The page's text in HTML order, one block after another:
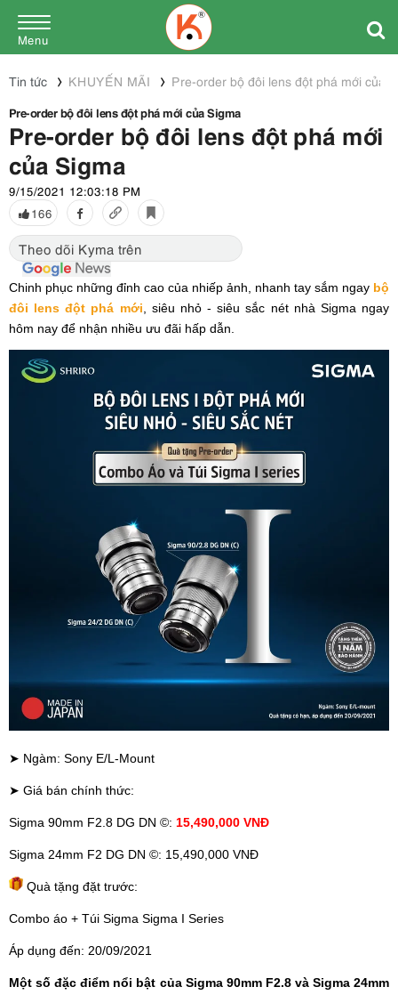
Menu
Tin tức KHUYẾN MÃI
Pre-order bộ đôi lens đột phá mới của
Pre-order bộ đôi lens đột phá mới của Sigma
Pre-order bộ đôi lens đột phá mới
của Sigma
9/15/2021 12:03:18 PM
166
Theo dõi Kyma trên
Chinh phục những đỉnh cao của nhiếp ảnh, nhanh tay sắm ngay bộ
đôi lens đột phá mới , siêu nhỏ - siêu sắc nét nhà Sigma ngay
hôm nay để nhận nhiều ưu đãi hấp dẫn.
➤ Ngàm: Sony E/L-Mount
➤ Giá bán chính thức:
Sigma 90mm F2.8 DG DN ©: 15,490,000 VNĐ
Sigma 24mm F2 DG DN ©: 15,490,000 VNĐ
Quà tặng đặt trước:
Combo áo + Túi Sigma Sigma I Series
Áp dụng đến: 20/09/2021
Một số đặc điểm nổi bật của Sigma 90mm F2.8 và Sigma 24mm